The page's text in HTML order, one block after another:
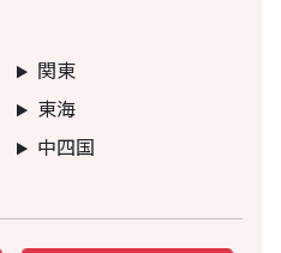
関東
東海
中四国